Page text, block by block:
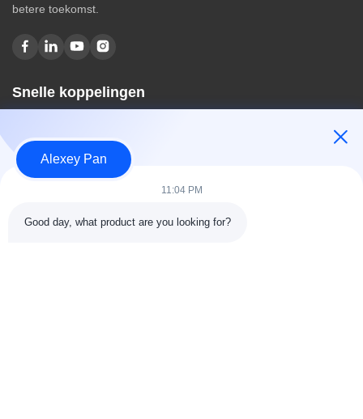
betere toekomst.
Snelle koppelingen
Over ons
producten
Categorieën
Alexey Pan
11:04 PM
Good day, what product are you looking for?